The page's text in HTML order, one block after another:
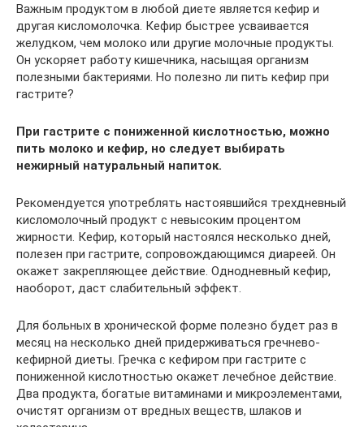
Важным продуктом в любой диете является кефир и
другая кисломолочка. Кефир быстрее усваивается
желудком, чем молоко или другие молочные продукты.
Он ускоряет работу кишечника, насыщая организм
полезными бактериями. Но полезно ли пить кефир при
гастрите?
При гастрите с пониженной кислотностью, можно
пить молоко и кефир, но следует выбирать
нежирный натуральный напиток.
Рекомендуется употреблять настоявшийся трехдневный
кисломолочный продукт с невысоким процентом
жирности. Кефир, который настоялся несколько дней,
полезен при гастрите, сопровождающимся диареей. Он
окажет закрепляющее действие. Однодневный кефир,
наоборот, даст слабительный эффект.
Для больных в хронической форме полезно будет раз в
месяц на несколько дней придерживаться гречнево-
кефирной диеты. Гречка с кефиром при гастрите с
пониженной кислотностью окажет лечебное действие.
Два продукта, богатые витаминами и микроэлементами,
очистят организм от вредных веществ, шлаков и